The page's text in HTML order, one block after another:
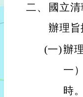
二、
國立
辦理
(一)辦
一
時。